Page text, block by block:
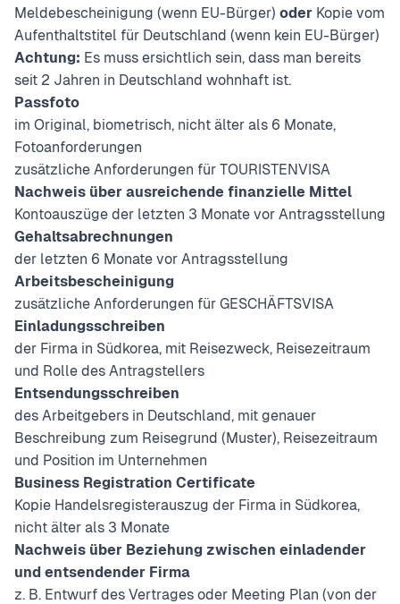
Meldebescheinigung (wenn EU-Bürger) oder Kopie vom
Aufenthaltstitel für Deutschland (wenn kein EU-Bürger)
Achtung: Es muss ersichtlich sein, dass man bereits
seit 2 Jahren in Deutschland wohnhaft ist.
Passfoto
im Original, biometrisch, nicht älter als 6 Monate,
Fotoanforderungen
zusätzliche Anforderungen für TOURISTENVISA
Nachweis über ausreichende finanzielle Mittel
Kontoauszüge der letzten 3 Monate vor Antragsstellung
Gehaltsabrechnungen
der letzten 6 Monate vor Antragsstellung
Arbeitsbescheinigung
zusätzliche Anforderungen für GESCHÄFTSVISA
Einladungsschreiben
der Firma in Südkorea, mit Reisezweck, Reisezeitraum
und Rolle des Antragstellers
Entsendungsschreiben
des Arbeitgebers in Deutschland, mit genauer
Beschreibung zum Reisegrund (Muster), Reisezeitraum
und Position im Unternehmen
Business Registration Certificate
Kopie Handelsregisterauszug der Firma in Südkorea,
nicht älter als 3 Monate
Nachweis über Beziehung zwischen einladender
und entsendender Firma
z. B. Entwurf des Vertrages oder Meeting Plan (von der